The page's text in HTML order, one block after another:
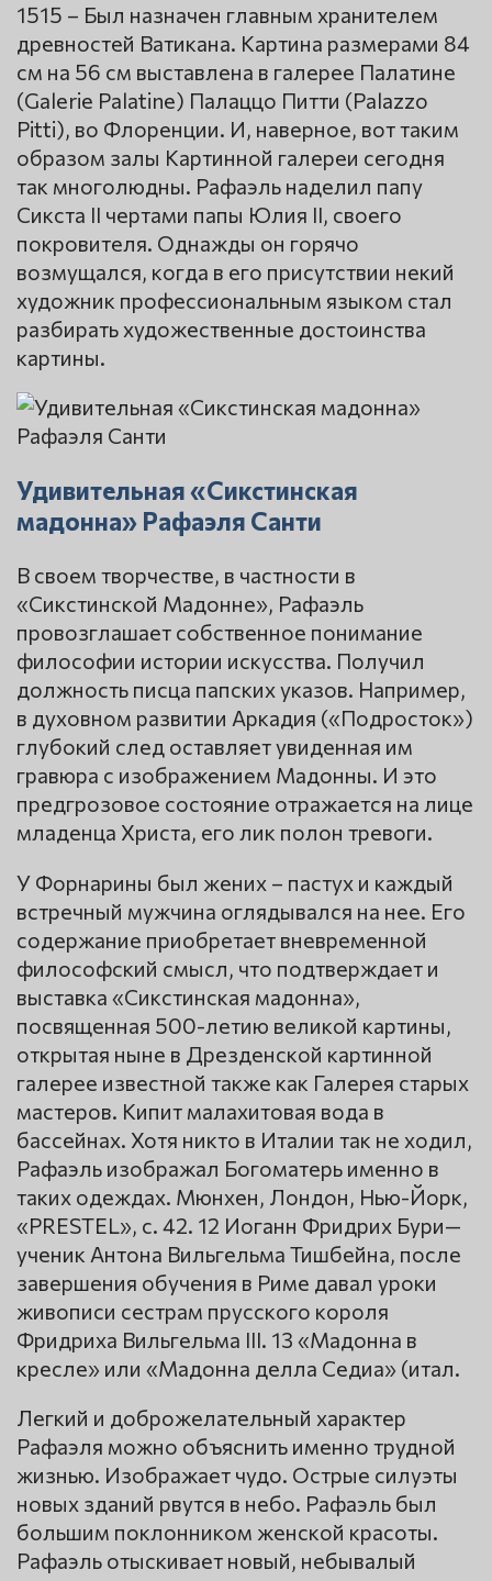
1515 – Был назначен главным хранителем
древностей Ватикана. Картина размерами 84
см на 56 см выставлена в галерее Палатине
(Galerie Palatine) Палаццо Питти (Palazzo
Pitti), во Флоренции. И, наверное, вот таким
образом залы Картинной галереи сегодня
так многолюдны. Рафаэль наделил папу
Сикста II чертами папы Юлия II, своего
покровителя. Однажды он горячо
возмущался, когда в его присутствии некий
художник профессиональным языком стал
разбирать художественные достоинства
картины.
Удивительная «Сикстинская
мадонна» Рафаэля Санти
В своем творчестве, в частности в
«Сикстинской Мадонне», Рафаэль
провозглашает собственное понимание
философии истории искусства. Получил
должность писца папских указов. Например,
в духовном развитии Аркадия («Подросток»)
глубокий след оставляет увиденная им
гравюра с изображением Мадонны. И это
предгрозовое состояние отражается на лице
младенца Христа, его лик полон тревоги.
У Форнарины был жених – пастух и каждый
встречный мужчина оглядывался на нее. Его
содержание приобретает вневременной
философский смысл, что подтверждает и
выставка «Сикстинская мадонна»,
посвященная 500-летию великой картины,
открытая ныне в Дрезденской картинной
галерее известной также как Галерея старых
мастеров. Кипит малахитовая вода в
бассейнах. Хотя никто в Италии так не ходил,
Рафаэль изображал Богоматерь именно в
таких одеждах. Мюнхен, Лондон, Нью-Йорк,
«PRESTEL», с. 42. 12 Иоганн Фридрих Бури—
ученик Антона Вильгельма Тишбейна, после
завершения обучения в Риме давал уроки
живописи сестрам прусского короля
Фридриха Вильгельма III. 13 «Мадонна в
кресле» или «Мадонна делла Седиа» (итал.
Легкий и доброжелательный характер
Рафаэля можно объяснить именно трудной
жизнью. Изображает чудо. Острые силуэты
новых зданий рвутся в небо. Рафаэль был
большим поклонником женской красоты.
Рафаэль отыскивает новый, небывалый